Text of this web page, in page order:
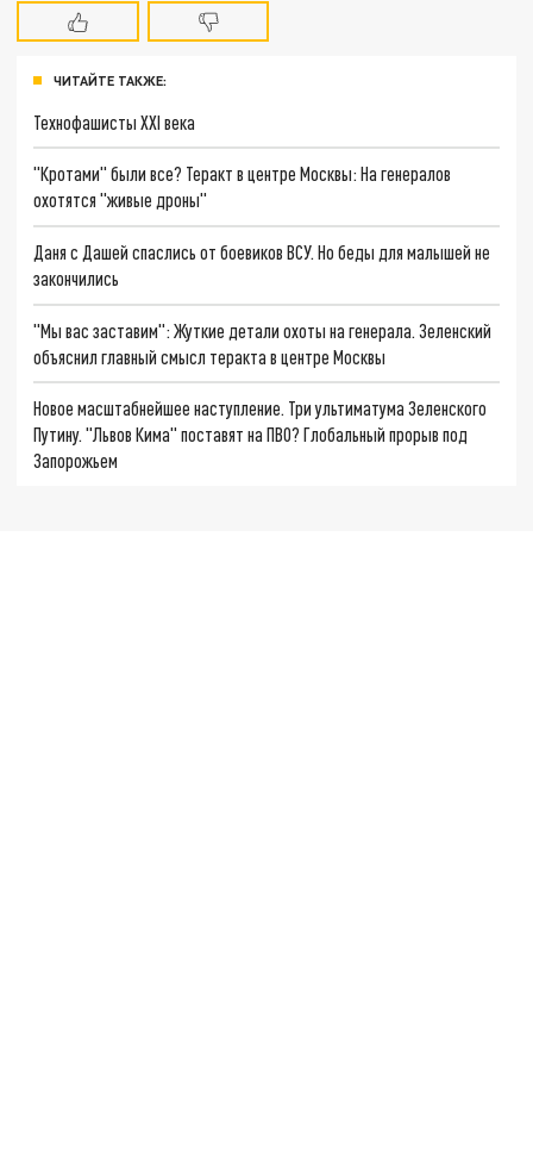
ЧИТАЙТЕ ТАКЖЕ:
Технофашисты XXI века
"Кротами" были все? Теракт в центре Москвы: На генералов
охотятся "живые дроны"
Даня с Дашей спаслись от боевиков ВСУ. Но беды для малышей не
закончились
"Мы вас заставим": Жуткие детали охоты на генерала. Зеленский
объяснил главный смысл теракта в центре Москвы
Новое масштабнейшее наступление. Три ультиматума Зеленского
Путину. "Львов Кима" поставят на ПВО? Глобальный прорыв под
Запорожьем